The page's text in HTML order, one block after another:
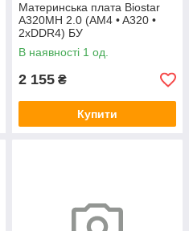
Материнська плата Biostar
A320MH 2.0 (AM4 • A320 •
2xDDR4) БУ
В наявності 1 од.
2 155 ₴
Купити